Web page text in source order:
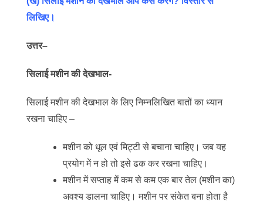
लिखिए।
उत्तर–
सिलाई मशीन की देखभाल-
सिलाई मशीन की देखभाल के लिए निम्नलिखित बातों का ध्यान
रखना चाहिए –
मशीन को धूल एवं मिट्टी से बचाना चाहिए। जब यह
प्रयोग में न हो तो इसे ढक कर रखना चाहिए।
मशीन में सप्ताह में कम से कम एक बार तेल (मशीन का)
अवश्य डालना चाहिए। मशीन पर संकेत बना होता है